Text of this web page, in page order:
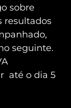
sobre
resultados
seguinte.
até o dia 5